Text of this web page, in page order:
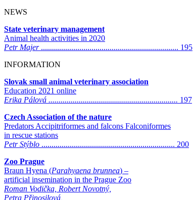
NEWS
State veterinary management
Animal health activities in 2020
Petr Majer.................................................................... 195
INFORMATION
Slovak small animal veterinary association
Education 2021 online
Erika Pálová ................................................................ 197
Czech Association of the nature
Predators Accipitriformes and falcons Falconiformes
in rescue stations
Petr Stýblo .................................................................. 200
Zoo Prague
Braun Hyena (Parahyaena brunnea) –
artificial insemination in the Prague Zoo
Roman Vodička, Robert Novotný,
Petra Přinosilová,